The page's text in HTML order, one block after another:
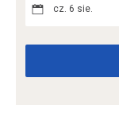
cz. 6 sie.